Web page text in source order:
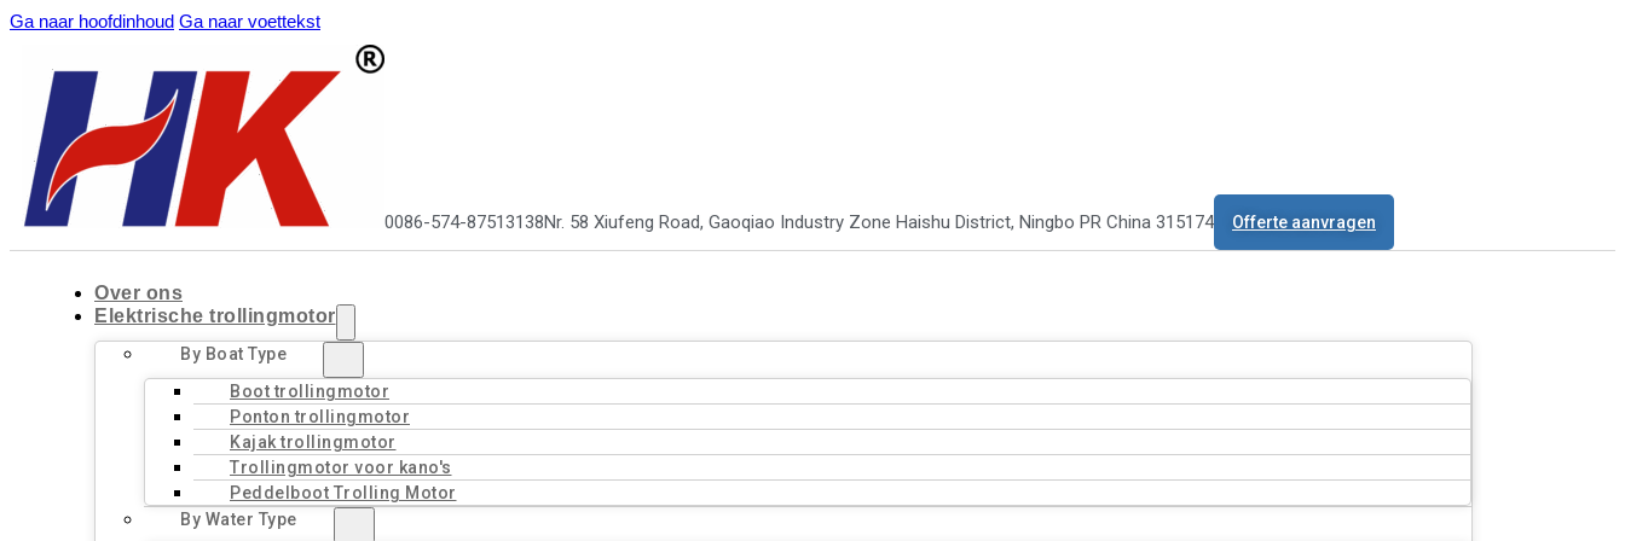
Ga naar hoofdinhoud Ga naar voettekst
0086-574-87513138Nr. 58 Xiufeng Road, Gaoqiao Industry Zone Haishu District, Ningbo PR China 315174 Offerte aanvragen
Over ons
Elektrische trollingmotor
By Boat Type
Boot trollingmotor
Ponton trollingmotor
Kajak trollingmotor
Trollingmotor voor kano's
Peddelboot Trolling Motor
By Water Type